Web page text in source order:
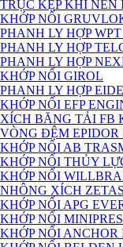
TRỤC KẸP KHÍ
KHỚP NỐI
PHANH LY HỢP WPT
PHANH LY HỢP
PHANH LY HỢP
KHỚP NỐI GIROL
PHANH LY HỢP EIDE
KHỚP NỐI EFP
XÍCH BĂNG TẢI FB
VÒNG ĐỆM EPIDOR
KHỚP NỐI AB
KHỚP NỐI THỦY
KHỚP NỐI
NHÔNG XÍCH
KHỚP NỐI APG
KHỚP NỐI
KHỚP NỐI ANCHOR